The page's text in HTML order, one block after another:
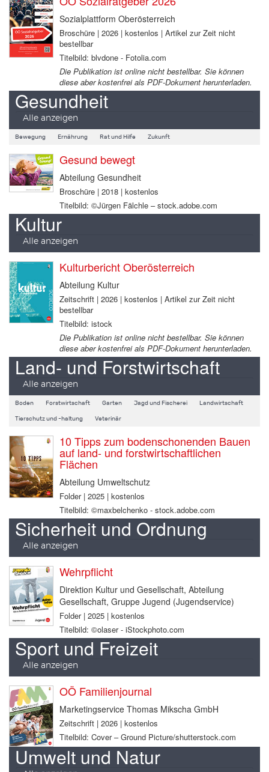
Sozialplattform Oberösterreich
Broschüre | 2026 | kostenlos | Artikel zur Zeit nicht
bestellbar
Titelbild: blvdone - Fotolia.com
Die Publikation ist online nicht bestellbar. Sie können
diese aber kostenfrei als PDF-Dokument herunterladen.
Gesundheit
Alle anzeigen
Bewegung Ernährung Rat und Hilfe Zukunft
Gesund bewegt
Abteilung Gesundheit
Broschüre | 2018 | kostenlos
Titelbild: ©Jürgen Fälchle – stock.adobe.com
Kultur
Alle anzeigen
Kulturbericht Oberösterreich
Abteilung Kultur
Zeitschrift | 2026 | kostenlos | Artikel zur Zeit nicht
bestellbar
Titelbild: istock
Die Publikation ist online nicht bestellbar. Sie können
diese aber kostenfrei als PDF-Dokument herunterladen.
Land- und Forstwirtschaft
Alle anzeigen
Boden Forstwirtschaft Garten Jagd und Fischerei Landwirtschaft
Tierschutz und -haltung Veterinär
10 Tipps zum bodenschonenden Bauen
auf land- und forstwirtschaftlichen
Flächen
Abteilung Umweltschutz
Folder | 2025 | kostenlos
Titelbild: ©maxbelchenko - stock.adobe.com
Sicherheit und Ordnung
Alle anzeigen
Wehrpflicht
Direktion Kultur und Gesellschaft, Abteilung
Gesellschaft, Gruppe Jugend (Jugendservice)
Folder | 2025 | kostenlos
Titelbild: ©olaser - iStockphoto.com
Sport und Freizeit
Alle anzeigen
OÖ Familienjournal
Marketingservice Thomas Mikscha GmbH
Zeitschrift | 2026 | kostenlos
Titelbild: Cover – Ground Picture/shutterstock.com
Umwelt und Natur